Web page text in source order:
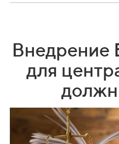
Внедрение
для